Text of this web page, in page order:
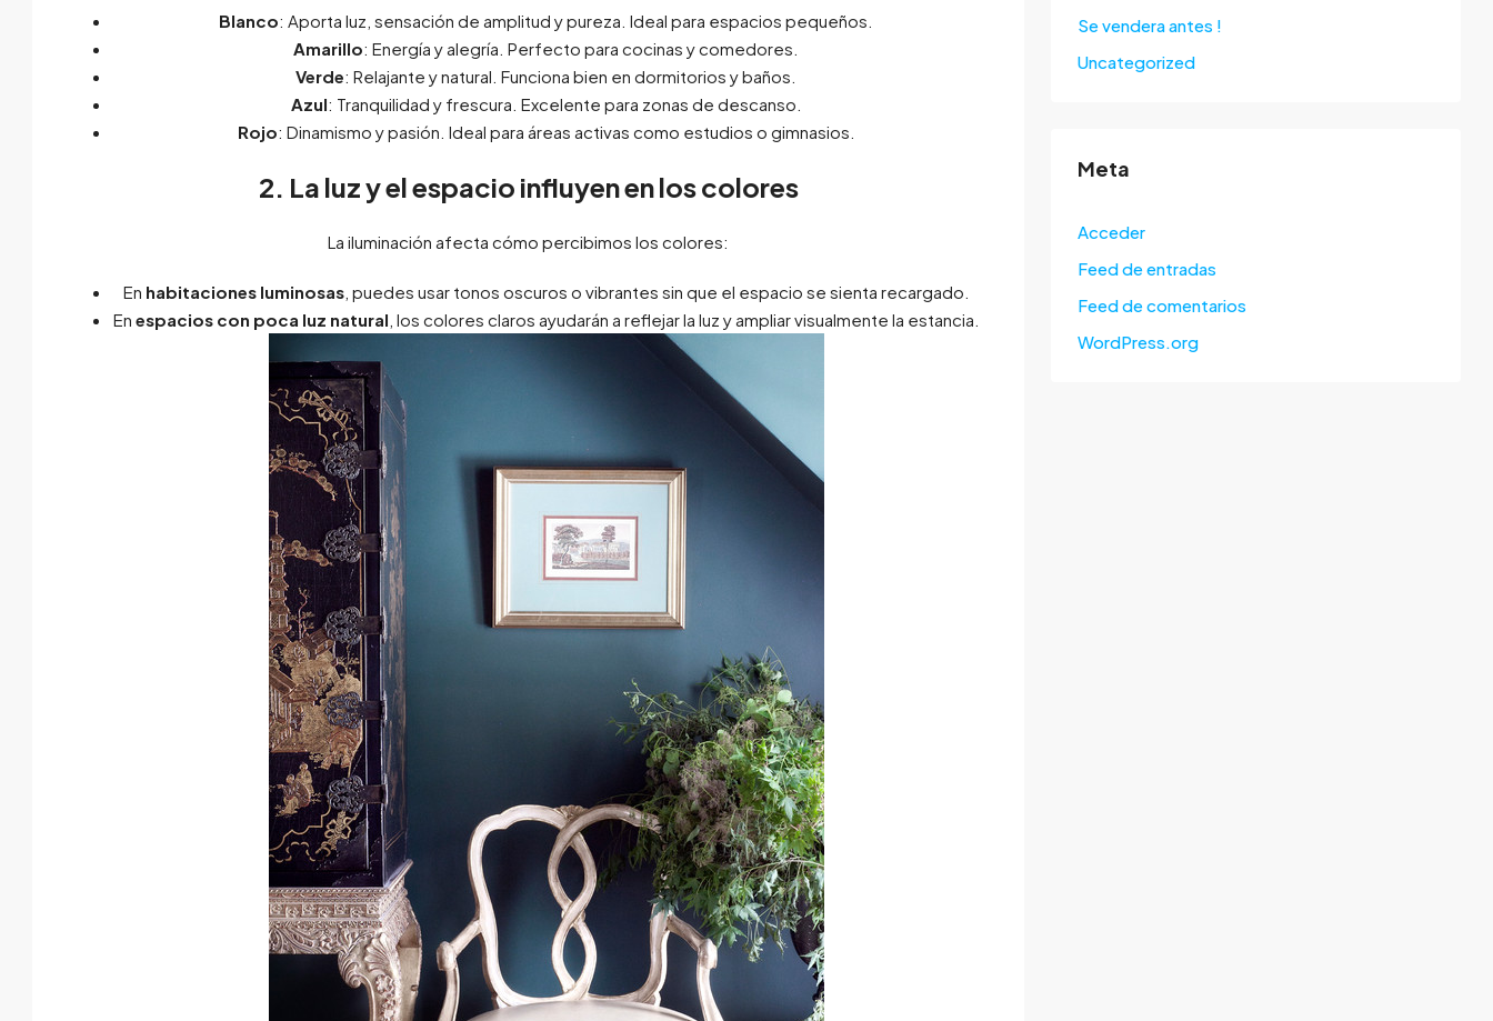
Blanco: Aporta luz, sensación de amplitud y pureza. Ideal para espacios pequeños.
Amarillo: Energía y alegría. Perfecto para cocinas y comedores.
Verde: Relajante y natural. Funciona bien en dormitorios y baños.
Azul: Tranquilidad y frescura. Excelente para zonas de descanso.
Rojo: Dinamismo y pasión. Ideal para áreas activas como estudios o gimnasios.
2. La luz y el espacio influyen en los colores
La iluminación afecta cómo percibimos los colores:
En habitaciones luminosas, puedes usar tonos oscuros o vibrantes sin que el espacio se sienta recargado.
En espacios con poca luz natural , los colores claros ayudarán a reflejar la luz y ampliar visualmente la estancia.
Se vendera antes !
Uncategorized
Meta
Acceder
Feed de entradas
Feed de comentarios
WordPress.org